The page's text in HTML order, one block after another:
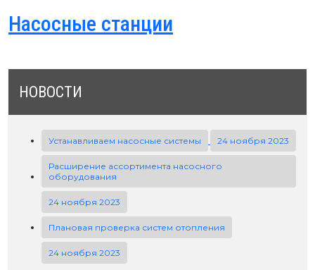
Насосные станции
НОВОСТИ
Устанавливаем насосные системы 24 ноября 2023
Расширение ассортимента насосного
оборудования
24 ноября 2023
Плановая проверка систем отопления
24 ноября 2023